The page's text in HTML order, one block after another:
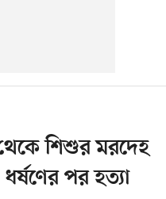
শিশুর মরদেহ
পর হত্যা